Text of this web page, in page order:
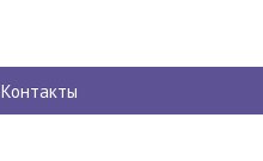
Контакты